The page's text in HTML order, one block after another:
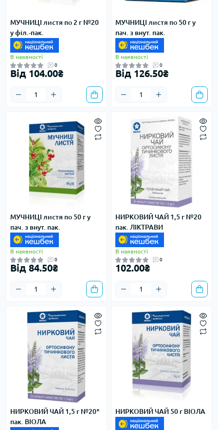
МУЧНИЦІ листя по 2 г №20
у філ.-пак.
В наявності
0
Від 104.00₴
МУЧНИЦІ листя по 50 г у
пач. з внут. пак.
В наявності
0
Від 126.50₴
МУЧНИЦІ листя по 50 г у
пач. з внут. пак.
В наявності
0
Від 84.50₴
НИРКОВИЙ ЧАЙ 1,5 г №20
пак. ЛІКТРАВИ
В наявності
0
102.00₴
НИРКОВИЙ ЧАЙ 1,5 г №20*
пак. ВІОЛА
НИРКОВИЙ ЧАЙ 50 г ВІОЛА